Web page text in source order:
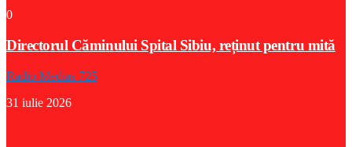
0
Directorul Căminului Spital Sibiu, reținut pentru mită
Radio Medias 725
31 iulie 2026